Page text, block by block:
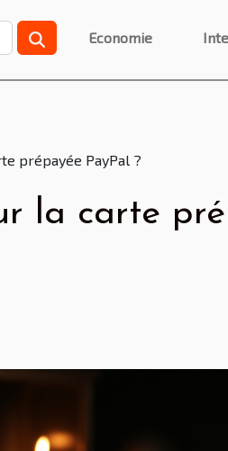
Economie
prépayée PayPal ?
la carte